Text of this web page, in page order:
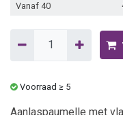
Vanaf 40
Voorraad ≥ 5
Aanlaspaumelle met